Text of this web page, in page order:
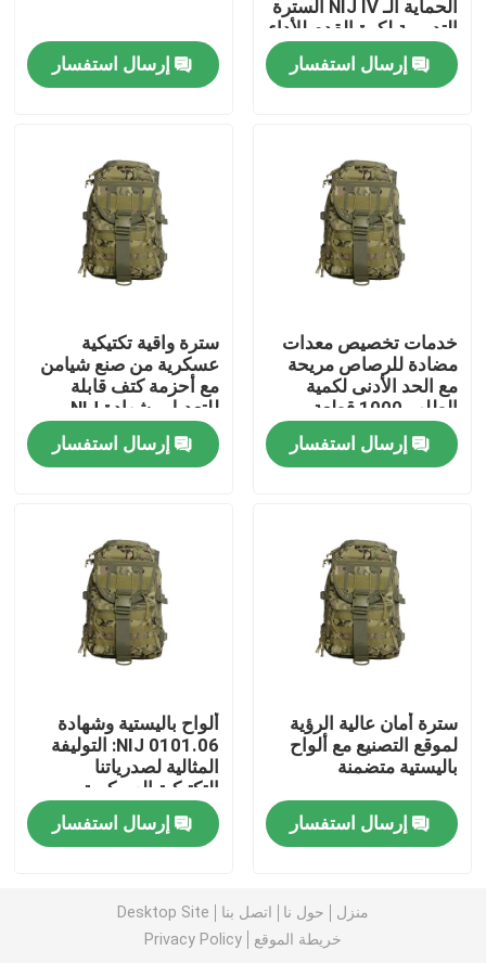
المنزل
المنتجات
فيديوهات
جولة في المصنع
أخبار
اطلب اقتباس
سترة عسكرية تكتيكية مضادة للرصاص
الحماية الـ NIJ IV السترة
التدريبية لكرة القدم للأداء
المثالي
إرسال استفسار إرسال استفسار
خدمات تخصيص معدات
مضادة للرصاص مريحة
مع الحد الأدنى لكمية
الطلب 1000 قطعة
إرسال استفسار
سترة واقية تكتيكية
عسكرية من صنع شيامن
مع أحزمة كتف قابلة
للتعديل وشهادة NIJ
0101.06
إرسال استفسار
سترة أمان عالية الرؤية
لموقع التصنيع مع ألواح
باليستية متضمنة
إرسال استفسار
ألواح باليستية وشهادة
NIJ 0101.06: التوليفة
المثالية لصدرياتنا
التكتيكية العسكرية
الواقية من الرصاص
إرسال استفسار
منزل حول نا اتصل بنا
Desktop Site
خريطة الموقع
Privacy Policy